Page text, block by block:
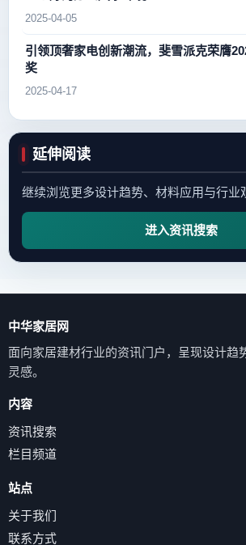
2025-04-05
引领顶奢家电创新潮流，斐雪派克荣膺
奖
2025-04-17
延伸阅读
继续浏览更多设计趋势、材料应用与行业
进入资讯搜索
中华家居网
面向家居建材行业的资讯门户，呈现设计趋
灵感。
内容
资讯搜索
栏目频道
站点
关于我们
联系方式